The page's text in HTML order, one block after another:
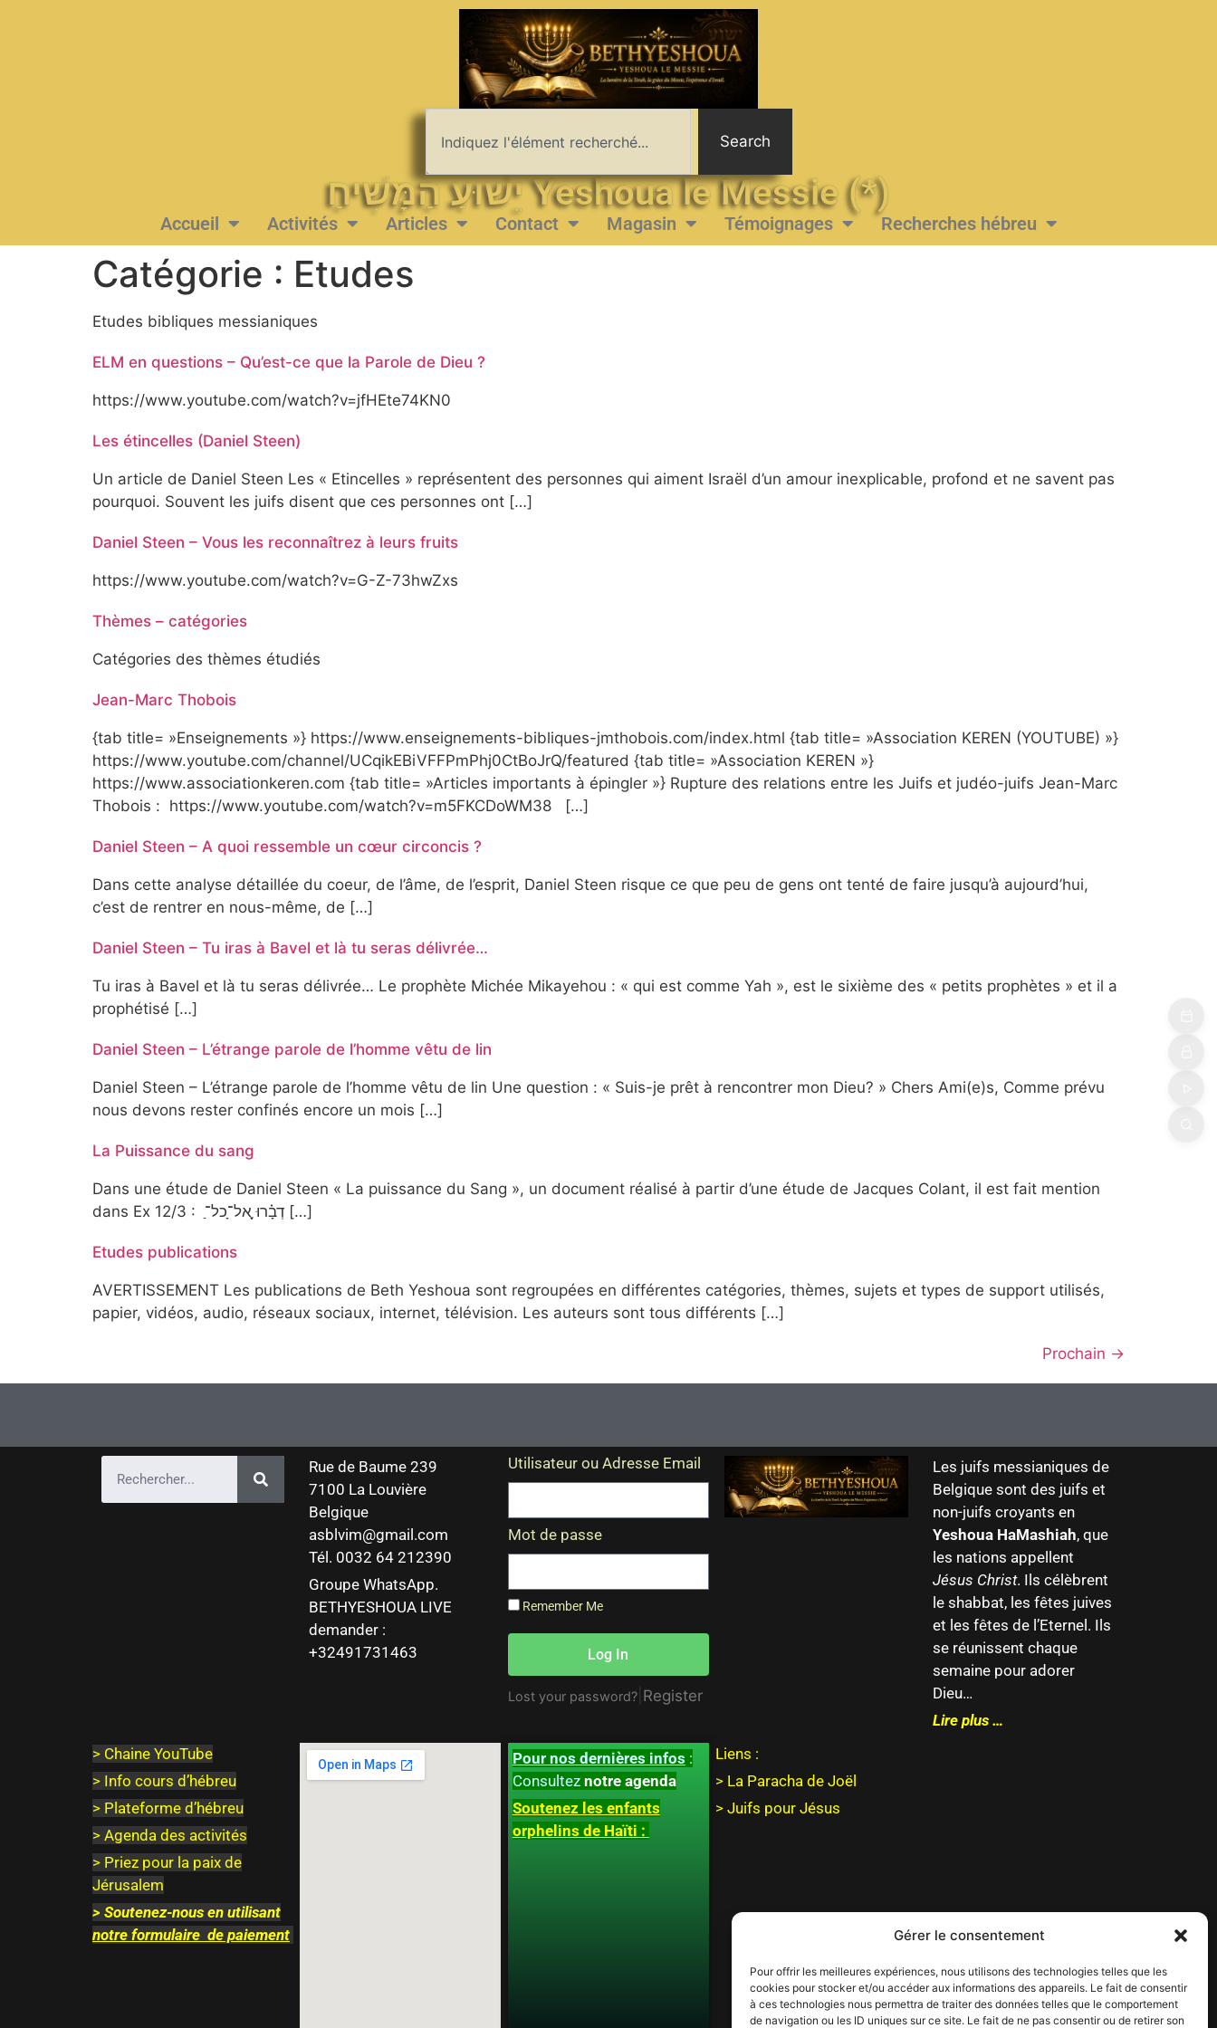
Gérer le consentement
Pour offrir les meilleures expériences, nous utilisons des technologies telles que les
cookies pour stocker et/ou accéder aux informations des appareils. Le fait de consentir
à ces technologies nous permettra de traiter des données telles que le comportement
de navigation ou les ID uniques sur ce site. Le fait de ne pas consentir ou de retirer son
Search
יֵשׁוּעַ הַמָּשִׁיחַ Yeshoua le Messie (*)
Accueil Activités Articles Contact Magasin Témoignages Recherches hébreu
Catégorie : Etudes
Etudes bibliques messianiques
ELM en questions – Qu’est-ce que la Parole de Dieu ?
https://www.youtube.com/watch?v=jfHEte74KN0
Les étincelles (Daniel Steen)
Un article de Daniel Steen Les « Etincelles » représentent des personnes qui aiment Israël d’un amour inexplicable, profond et ne savent pas
pourquoi. Souvent les juifs disent que ces personnes ont […]
Daniel Steen – Vous les reconnaîtrez à leurs fruits
https://www.youtube.com/watch?v=G-Z-73hwZxs
Thèmes – catégories
Catégories des thèmes étudiés
Jean-Marc Thobois
{tab title= »Enseignements »} https://www.enseignements-bibliques-jmthobois.com/index.html {tab title= »Association KEREN (YOUTUBE) »}
https://www.youtube.com/channel/UCqikEBiVFFPmPhj0CtBoJrQ/featured {tab title= »Association KEREN »}
https://www.associationkeren.com {tab title= »Articles importants à épingler »} Rupture des relations entre les Juifs et judéo-juifs Jean-Marc
Thobois : https://www.youtube.com/watch?v=m5FKCDoWM38 […]
Daniel Steen – A quoi ressemble un cœur circoncis ?
Dans cette analyse détaillée du coeur, de l’âme, de l’esprit, Daniel Steen risque ce que peu de gens ont tenté de faire jusqu’à aujourd’hui,
c’est de rentrer en nous-même, de […]
Daniel Steen – Tu iras à Bavel et là tu seras délivrée…
Tu iras à Bavel et là tu seras délivrée… Le prophète Michée Mikayehou : « qui est comme Yah », est le sixième des « petits prophètes » et il a
prophétisé […]
Daniel Steen – L’étrange parole de l’homme vêtu de lin
Daniel Steen – L’étrange parole de l’homme vêtu de lin Une question : « Suis-je prêt à rencontrer mon Dieu? » Chers Ami(e)s, Comme prévu
nous devons rester confinés encore un mois […]
La Puissance du sang
Dans une étude de Daniel Steen « La puissance du Sang », un document réalisé à partir d’une étude de Jacques Colant, il est fait mention
dans Ex 12
/3 : ַדְבָ֗רוּ ֶָֽאל־ָכל־ […]
Etudes publications
AVERTISSEMENT Les publications de Beth Yeshoua sont regroupées en différentes catégories, thèmes, sujets et types de support utilisés,
papier, vidéos, audio, réseaux sociaux, internet, télévision. Les auteurs sont tous différents […]
Prochain →
Rue de Baume 239
7100 La Louvière
Belgique
asblvim@gmail.com
Tél. 0032 64 212390
Groupe WhatsApp.
BETHYESHOUA LIVE
demander :
+32491731463
Utilisateur ou Adresse Email
Mot de passe
Remember Me
Log In
Lost your password?| Register
Les juifs messianiques de
Belgique sont des juifs et
non-juifs croyants en
Yeshoua HaMashiah, que
les nations appellent
Jésus Christ. Ils célèbrent
le shabbat, les fêtes juives
et les fêtes de l’Eternel. Ils
se réunissent chaque
semaine pour adorer
Dieu…
Lire plus …
> Chaine YouTube
> Info cours d’hébreu
> Plateforme d’hébreu
> Agenda des activités
> Priez pour la paix de
Jérusalem
> Soutenez-nous en utilisant
notre formulaire de paiement
Pour nos dernières infos :
Consultez notre agenda
Soutenez les enfants
orphelins de Haïti :
Liens :
> La Paracha de Joël
>Juifs pour Jésus